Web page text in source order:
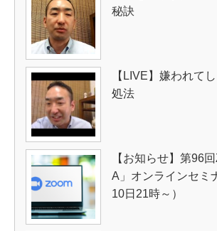
秘訣
【LIVE】嫌われて
処法
【お知らせ】第96
A」オンラインセミ
10日21時～）